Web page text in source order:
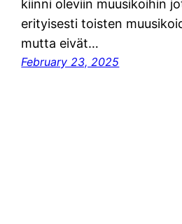
kiinni oleviin muusikoihin
erityisesti toisten
mutta eivät…
February 23, 2025